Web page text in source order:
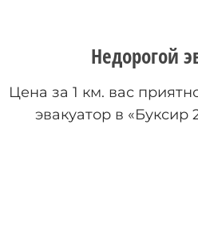
Недорогой
Цена за 1 км. вас
эвакуатор в «Буксир